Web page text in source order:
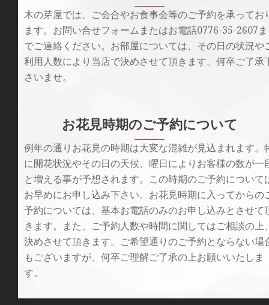
木の芽屋では、ご会合やお食事会等のご予約を承ってお
ます。お問い合せフォームまたはお電話0776-35-2607ま
でご連絡ください。お部屋については、その日の状況や
利用人数により当店で決めさせて頂きます。何卒ご了承
さいませ。
お花見時期のご予約について
例年の通りお花見の時期は大変な混雑が見込まれます。
に開花状況やその日の天候、曜日によりお客様の数が一
と増える事が予想されます。この時期のご予約について
お早めにお申し込み下さい。お花見時期に入ってからの
予約については、基本お電話のみのお申し込みとさせて
きます。また、ご予約人数や時間に関してはご相談の上
決めさせて頂きます。ご希望通りのご予約とならない場
もございますが、何卒ご理解ご了承の上お願いいたしま
す。